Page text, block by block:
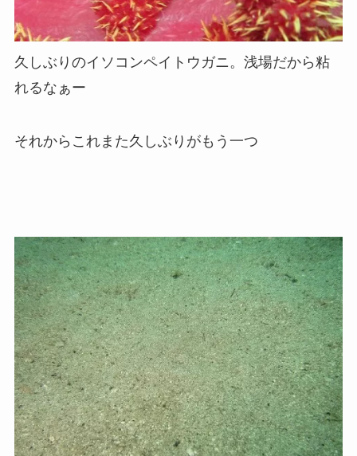
久しぶりのイソコンペイトウガニ。浅場だから粘
れるなぁー
それからこれまた久しぶりがもう一つ